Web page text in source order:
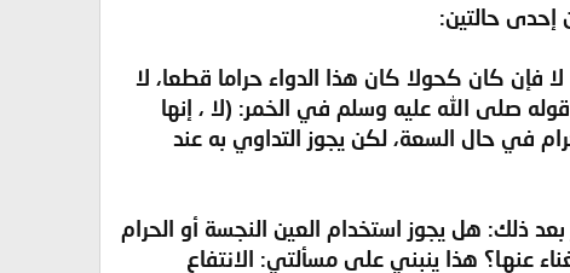
فإن كان كحولا كان هذا الدواء حراما قطعا، لا
صلى الله عليه وسلم في الخمر: (لا ، إنها
في حال السعة، لكن يجوز التداوي به عند
بعد ذلك: هل يجوز استخدام العين النجسة أو الحرام
عنها؟ هذا ينبني على مسألتي: الانتفاع